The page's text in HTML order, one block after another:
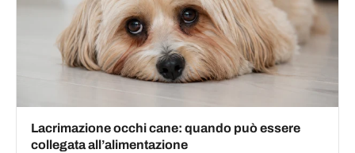
Lacrimazione occhi cane: quando può essere
collegata all’alimentazione